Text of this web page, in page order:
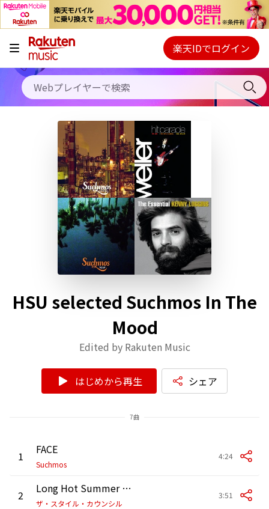
キャンペーン
料金プラン
使い方
初回30日間無料お試し
Webプレイヤー
ご契約内容の確認・変更
楽天IDでログイン
HSU selected Suchmos In The
Mood
Edited by Rakuten Music
はじめから再生 シェア
7曲
1 FACE
Suchmos
4:24
2 Long Hot Summer (7" Single)
ザ・スタイル・カウンシル
3:51